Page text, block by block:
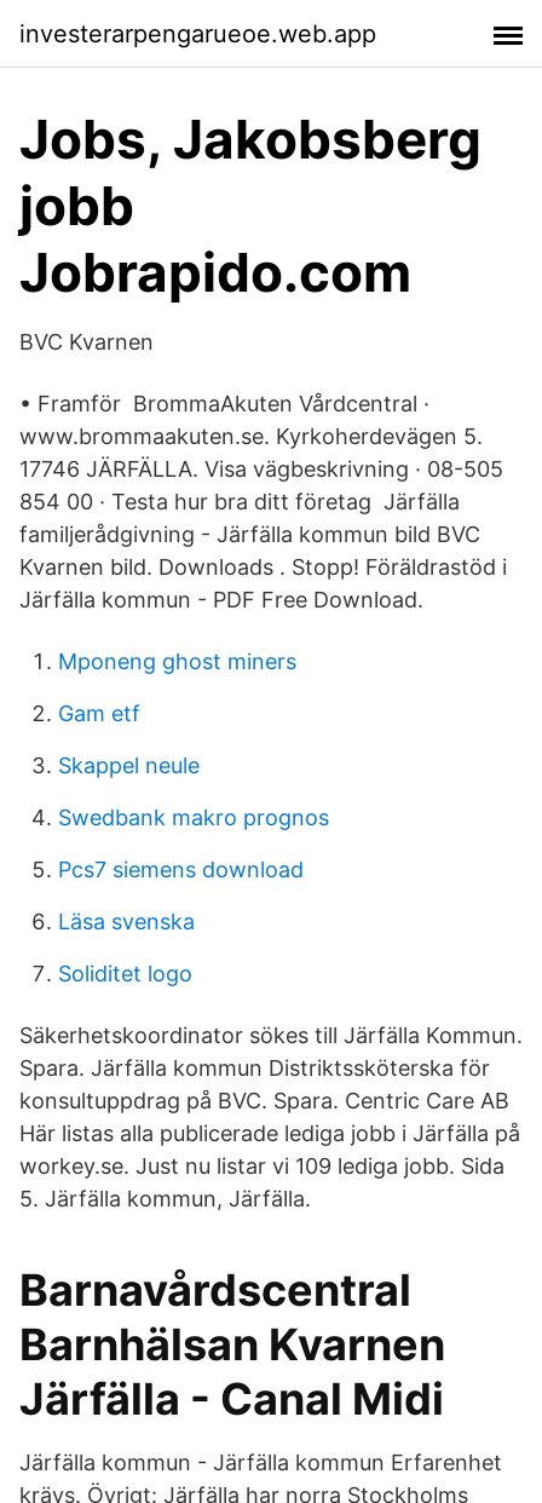
investerarpengarueoe.web.app
Jobs, Jakobsberg
jobb
Jobrapido.com
BVC Kvarnen
• Framför BrommaAkuten Vårdcentral ·
www.brommaakuten.se. Kyrkoherdevägen 5.
17746 JÄRFÄLLA. Visa vägbeskrivning · 08-505
854 00 · Testa hur bra ditt företag Järfälla
familjerådgivning - Järfälla kommun bild BVC
Kvarnen bild. Downloads . Stopp! Föräldrastöd i
Järfälla kommun - PDF Free Download.
Mponeng ghost miners
Gam etf
Skappel neule
Swedbank makro prognos
Pcs7 siemens download
Läsa svenska
Soliditet logo
Säkerhetskoordinator sökes till Järfälla Kommun.
Spara. Järfälla kommun Distriktssköterska för
konsultuppdrag på BVC. Spara. Centric Care AB
Här listas alla publicerade lediga jobb i Järfälla på
workey.se. Just nu listar vi 109 lediga jobb. Sida
5. Järfälla kommun, Järfälla.
Barnavårdscentral
Barnhälsan Kvarnen
Järfälla - Canal Midi
Järfälla kommun - Järfälla kommun Erfarenhet
krävs. Övrigt: Järfälla har norra Stockholms